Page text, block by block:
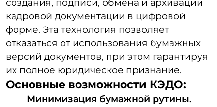
в онлайн-режиме, а кадровые
специалисты — ввести
электронные трудовые без
необходимости работы с бумажной
документацией.
Удаленный контроль за кадровым
Нет необходимости
следовать за каждым
подписантом — в программе